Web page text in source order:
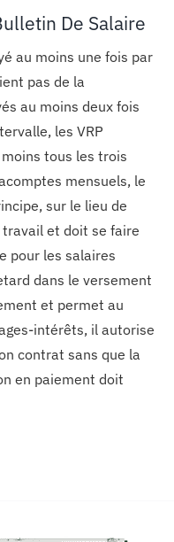
De Salaire
au moins une fois par
pas de la
au moins deux fois
les VRP
tous les trois
mensuels, le
sur le lieu de
et doit se faire
pour les salaires
dans le versement
et permet au
intérêts, il autorise
contrat sans que la
en paiement doit